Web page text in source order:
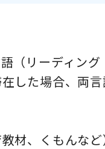
（リーディング
した場合、両
材、くもんな